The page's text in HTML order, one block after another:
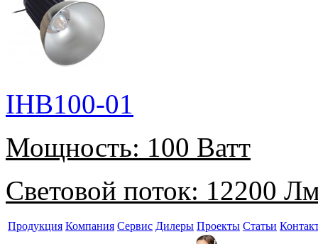
IHB100-01
Мощность: 100 Ватт
Световой поток: 12200
Продукция Компания Сервис Дилеры Проекты Статьи